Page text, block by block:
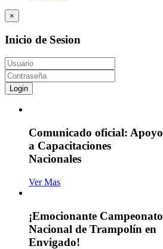
×
Inicio de Sesion
Login
Comunicado oficial: Apoyo
a Capacitaciones
Nacionales
Ver Mas
¡Emocionante Campeonato
Nacional de Trampolín en
Envigado!